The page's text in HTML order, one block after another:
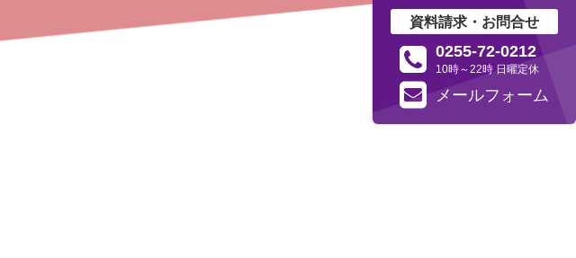
資料請求・お問合せ
0255-72-0212
10時～22時 日曜定休
メールフォーム